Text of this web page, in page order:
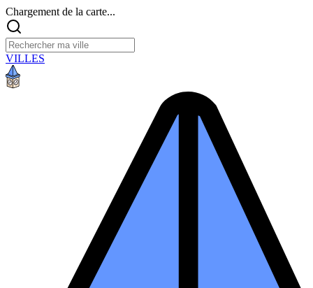
Chargement de la carte...
VILLES